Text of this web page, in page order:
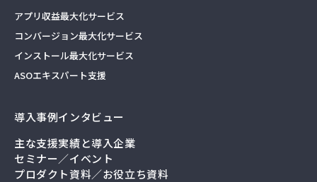
アプリ収益最大化サービス
コンバージョン最大化サービス
インストール最大化サービス
ASOエキスパート支援
導入事例インタビュー
主な支援実績と導入企業
セミナー／イベント
プロダクト資料／お役立ち資料